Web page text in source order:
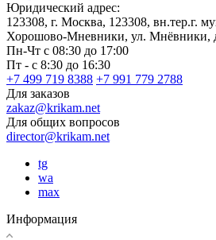
Юридический адрес:
123308, г. Москва, 123308, вн.тер.г.
Хорошово-Мневники, ул. Мнёвники,
Пн-Чт с 08:30 до 17:00
Пт - с 8:30 до 16:30
+7 499 719 8388 +7 991 779 2788
Для заказов
zakaz@krikam.net
Для общих вопросов
director@krikam.net
tg
wa
max
Информация